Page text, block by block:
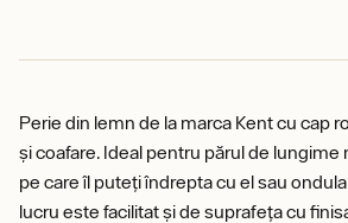
Perie din lemn de la marca Kent cu cap
și coafare. Ideal pentru părul de lungime
pe care îl puteți îndrepta cu el sau
lucru este facilitat și de suprafeța cu